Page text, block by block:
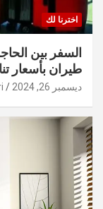
اخترنا لك
السفر بين
طيران بأسعار
ديسمبر 26, 2024